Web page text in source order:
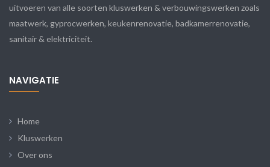
uitvoeren van alle soorten kluswerken & verbouwingswerken zoals
maatwerk, gyprocwerken, keukenrenovatie, badkamerrenovatie,
sanitair & elektriciteit.
NAVIGATIE
Home
Kluswerken
Over ons